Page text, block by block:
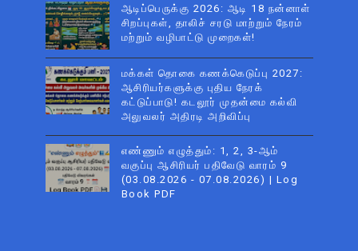
ஆடிப்பெருக்கு 2026: ஆடி 18 நன்னாள்
சிறப்புகள், தாலிச் சரடு மாற்றும் நேரம்
மற்றும் வழிபாட்டு முறைகள்!
மக்கள் தொகை கணக்கெடுப்பு 2027:
ஆசிரியர்களுக்கு புதிய நேரக்
கட்டுப்பாடு! கடலூர் முதன்மை கல்வி
அலுவலர் அதிரடி அறிவிப்பு
எண்ணும் எழுத்தும்: 1, 2, 3-ஆம்
வகுப்பு ஆசிரியர் பதிவேடு வாரம் 9
(03.08.2026 - 07.08.2026) | Log
Book PDF